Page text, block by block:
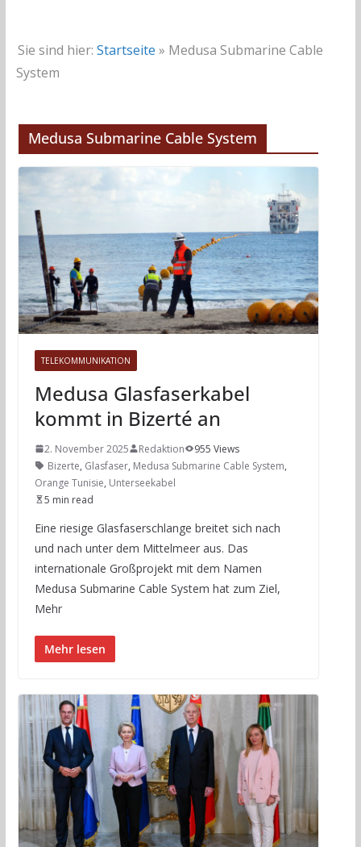
Sie sind hier: Startseite » Medusa Submarine Cable
System
Medusa Submarine Cable System
TELEKOMMUNIKATION
Medusa Glasfaserkabel
kommt in Bizerté an
2. November 2025 Redaktion
955 Views
Bizerte, Glasfaser, Medusa Submarine Cable System,
Orange Tunisie, Unterseekabel
5 min read
Eine riesige Glasfaserschlange breitet sich nach
und nach unter dem Mittelmeer aus. Das
internationale Großprojekt mit dem Namen
Medusa Submarine Cable System hat zum Ziel,
Mehr
Mehr lesen